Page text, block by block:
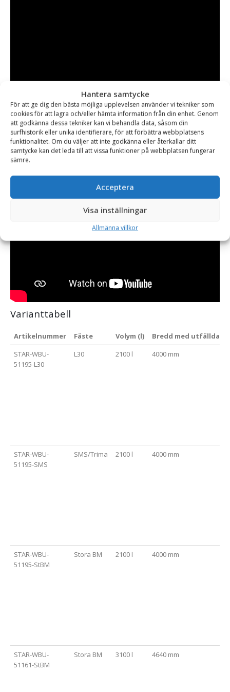
Hantera samtycke
För att ge dig den bästa möjliga upplevelsen använder vi tekniker som
cookies för att lagra och/eller hämta information från din enhet. Genom
att godkänna dessa tekniker kan vi behandla data, såsom din
surfhistorik eller unika identifierare, för att förbättra webbplatsens
funktionalitet. Om du väljer att inte godkänna eller återkallar ditt
samtycke kan det leda till att vissa funktioner på webbplatsen fungerar
sämre.
Acceptera
Visa inställningar
Allmänna villkor
Varianttabell
Artikelnummer Fäste Volym (l)
Bredd med utfällda
STAR-WBU-
51195-L30
L30 2100 l 4000 mm
STAR-WBU-
51195-SMS
SMS/Trima 2100 l 4000 mm
STAR-WBU-
51195-StBM
Stora BM 2100 l 4000 mm
STAR-WBU-
51161-StBM
Stora BM 3100 l 4640 mm